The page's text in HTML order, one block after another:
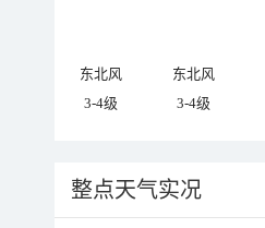
东北风 东北风
3-4级
3-4级
整点天气实况